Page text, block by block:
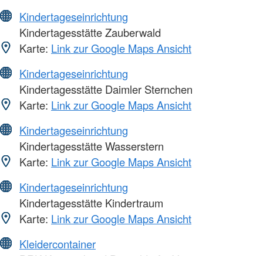
Kindertageseinrichtung
Kindertagesstätte Zauberwald
Karte: Link zur Google Maps Ansicht
Kindertageseinrichtung
Kindertagesstätte Daimler Sternchen
Karte: Link zur Google Maps Ansicht
Kindertageseinrichtung
Kindertagesstätte Wasserstern
Karte: Link zur Google Maps Ansicht
Kindertageseinrichtung
Kindertagesstätte Kindertraum
Karte: Link zur Google Maps Ansicht
Kleidercontainer